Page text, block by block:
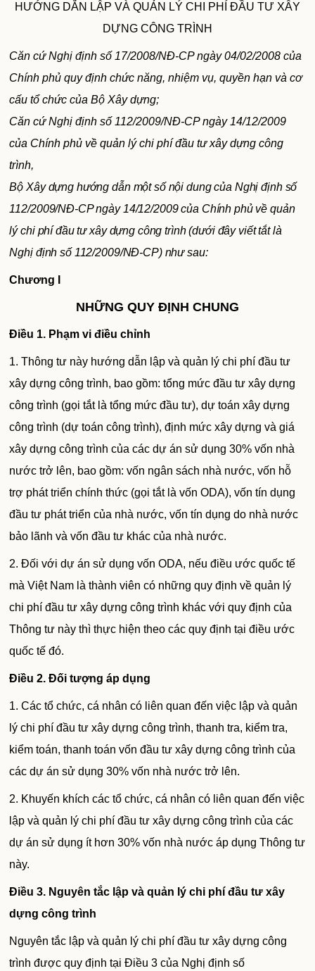
HƯỚNG DẪN LẬP VÀ QUẢN LÝ CHI PHÍ ĐẦU TƯ XÂY
DỰNG CÔNG TRÌNH
Căn cứ Nghị định số 17/2008/NĐ-CP ngày 04/02/2008 của
Chính phủ quy định chức năng, nhiệm vụ, quyền hạn và cơ
cấu tổ chức của Bộ Xây dựng;
Căn cứ Nghị định số 112/2009/NĐ-CP ngày 14/12/2009
của Chính phủ về quản lý chi phí đầu tư xây dựng công
trình,
Bộ Xây dựng hướng dẫn một số nội dung của Nghị định số
112/2009/NĐ-CP ngày 14/12/2009 của Chính phủ về quản
lý chi phí đầu tư xây dựng công trình (dưới đây viết tắt là
Nghị định số 112/2009/NĐ-CP) như sau:
Chương I
NHỮNG QUY ĐỊNH CHUNG
Điều 1. Phạm vi điều chỉnh
1. Thông tư này hướng dẫn lập và quản lý chi phí đầu tư
xây dựng công trình, bao gồm: tổng mức đầu tư xây dựng
công trình (gọi tắt là tổng mức đầu tư), dự toán xây dựng
công trình (dự toán công trình), định mức xây dựng và giá
xây dựng công trình của các dự án sử dụng 30% vốn nhà
nước trở lên, bao gồm: vốn ngân sách nhà nước, vốn hỗ
trợ phát triển chính thức (gọi tắt là vốn ODA), vốn tín dụng
đầu tư phát triển của nhà nước, vốn tín dụng do nhà nước
bảo lãnh và vốn đầu tư khác của nhà nước.
2. Đối với dự án sử dụng vốn ODA, nếu điều ước quốc tế
mà Việt Nam là thành viên có những quy định về quản lý
chi phí đầu tư xây dựng công trình khác với quy định của
Thông tư này thì thực hiện theo các quy định tại điều ước
quốc tế đó.
Điều 2. Đối tượng áp dụng
1. Các tổ chức, cá nhân có liên quan đến việc lập và quản
lý chi phí đầu tư xây dựng công trình, thanh tra, kiểm tra,
kiểm toán, thanh toán vốn đầu tư xây dựng công trình của
các dự án sử dụng 30% vốn nhà nước trở lên.
2. Khuyến khích các tổ chức, cá nhân có liên quan đến việc
lập và quản lý chi phí đầu tư xây dựng công trình của các
dự án sử dụng ít hơn 30% vốn nhà nước áp dụng Thông tư
này.
Điều 3. Nguyên tắc lập và quản lý chi phí đầu tư xây
dựng công trình
Nguyên tắc lập và quản lý chi phí đầu tư xây dựng công
trình được quy định tại Điều 3 của Nghị định số